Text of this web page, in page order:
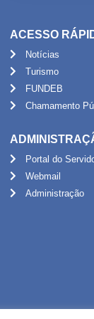
ACESSO
Notícias
Turismo
FUNDEB
Chamamento
Portal do
Webmail
Administração